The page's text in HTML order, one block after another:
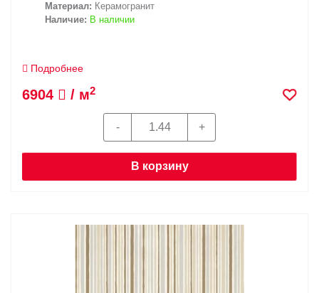
Материал: Керамогранит
Наличие: В наличии
Подробнее
6904 / м2
В корзину